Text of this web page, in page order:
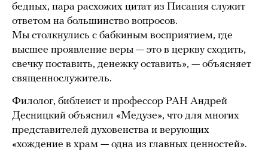
бедных, пара расхожих цитат из Писания служит
ответом на большинство вопросов.
Мы столкнулись с бабкиным восприятием, где
высшее проявление веры — это в церкву сходить,
свечку поставить, денежку оставить», — объясняет
священнослужитель.
Филолог, библеист и профессор РАН Андрей
Десницкий объяснил «Медузе», что для многих
представителей духовенства и верующих
«хождение в храм — одна из главных ценностей».